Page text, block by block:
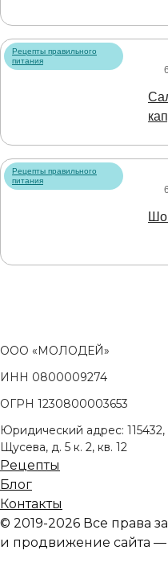
Рецепты правильного
питания
Рецепты правильного
питания
ООО «МОЛОДЕЙ»
ИНН 0800009274
ОГРН 1230800003653
Юридический адрес:
Щусева, д. 5 к. 2, кв. 12
Рецепты
Блог
Контакты
© 2019-2026 Все права
и продвижение сайта —